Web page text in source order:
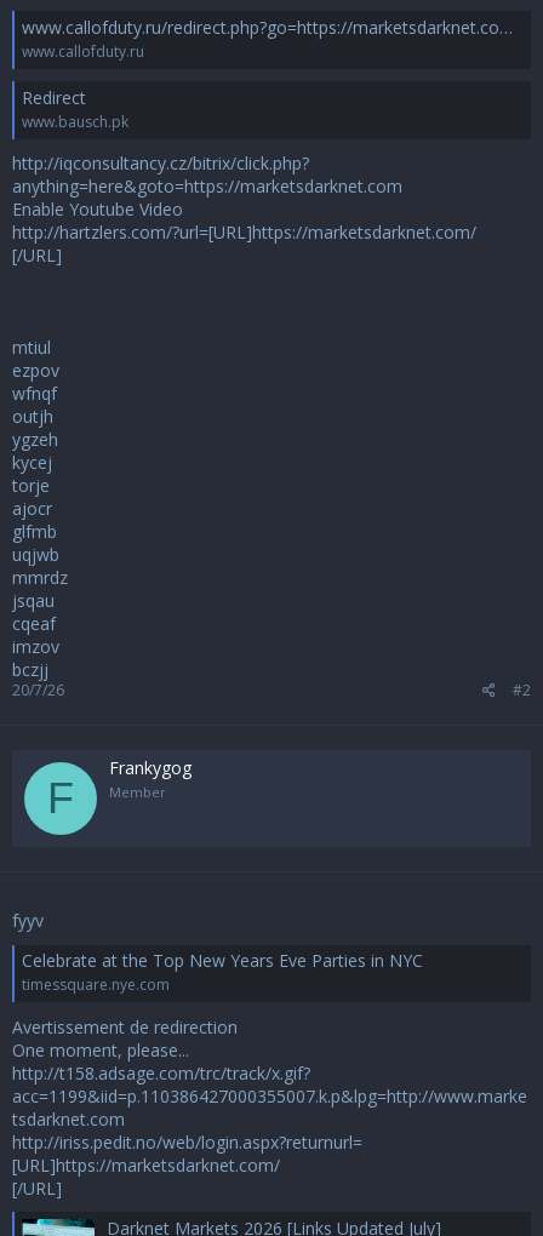
www.callofduty.ru/redirect.php?go=https://marketsdarknet.com - Сервис регистрации доменов и хостинга *.RU-TLD.RU
www.callofduty.ru
Redirect
www.bausch.pk
http://iqconsultancy.cz/bitrix/click.php?
anything=here&goto=https://marketsdarknet.com
Enable Youtube Video
http://hartzlers.com/?url=[URL]https://marketsdarknet.com/
[/URL]
mtiul
ezpov
wfnqf
outjh
ygzeh
kycej
torje
ajocr
glfmb
uqjwb
mmrdz
jsqau
cqeaf
imzov
bczjj
20/7/26 #2
F
Frankygog
Member
fyyv
Celebrate at the Top New Years Eve Parties in NYC
timessquare.nye.com
Avertissement de redirection
One moment, please...
http://t158.adsage.com/trc/track/x.gif?
acc=1199&iid=p.110386427000355007.k.p&lpg=http://www.marke
tsdarknet.com
http://iriss.pedit.no/web/login.aspx?returnurl=
[URL]https://marketsdarknet.com/
[/URL]
Darknet Markets 2026 [Links Updated July]